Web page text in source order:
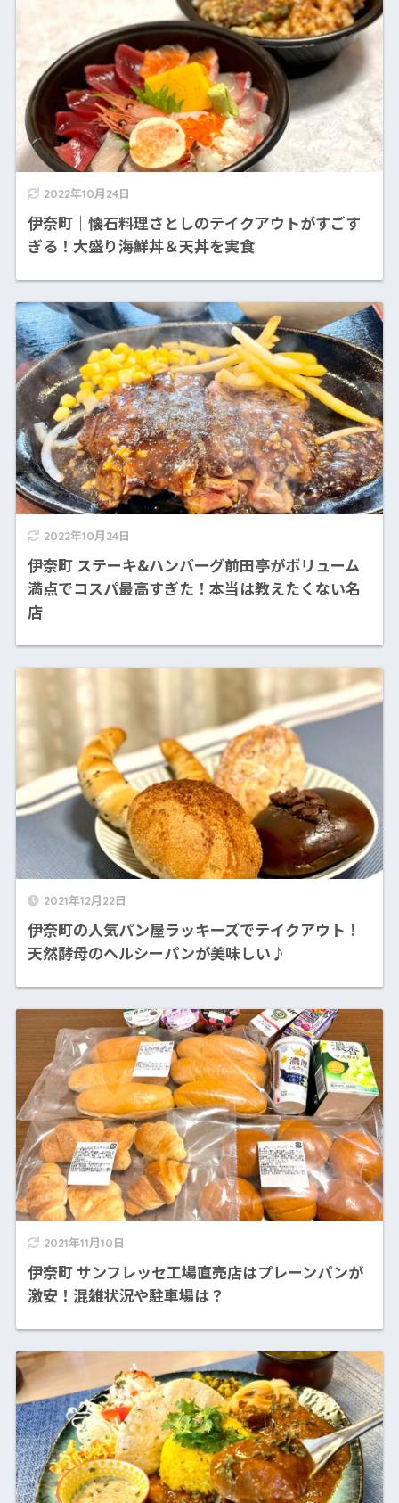
2022年10月24日
伊奈町｜懐石料理さとしのテイクアウトがすごす
ぎる！大盛り海鮮丼＆天丼を実食
2022年10月24日
伊奈町 ステーキ&ハンバーグ前田亭がボリューム
満点でコスパ最高すぎた！本当は教えたくない名
店
2021年12月22日
伊奈町の人気パン屋ラッキーズでテイクアウト！
天然酵母のヘルシーパンが美味しい♪
2021年11月10日
伊奈町 サンフレッセ工場直売店はプレーンパンが
激安！混雑状況や駐車場は？